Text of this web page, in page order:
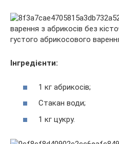
Інгредієнти:
1 кг абрикосів;
Стакан води;
1 кг цукру.